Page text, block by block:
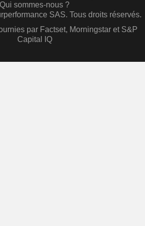
Qui sommes-nous ?
SAS. Tous droits réservés.
par Factset, Morningstar et S&P
Capital IQ